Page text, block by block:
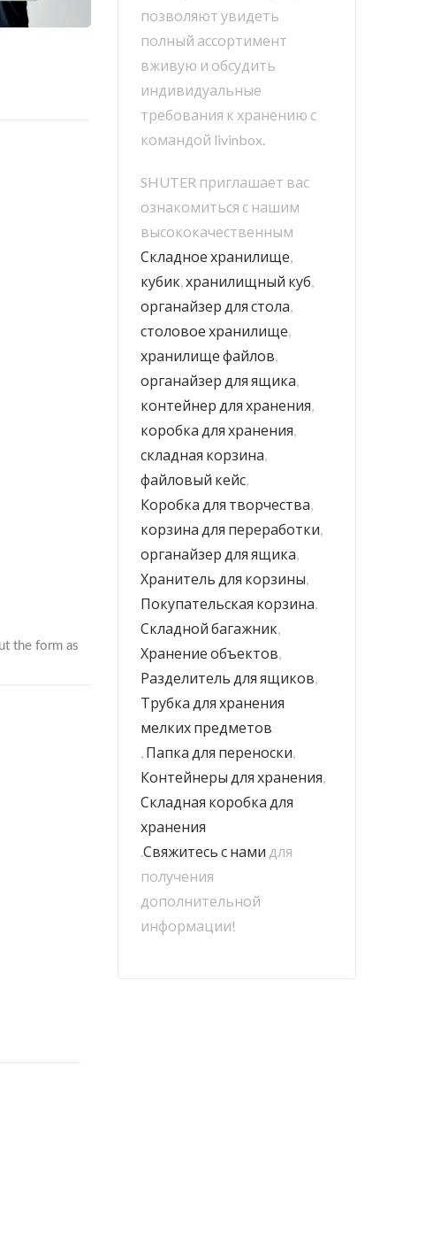
позволяют увидеть
полный ассортимент
вживую и обсудить
индивидуальные
требования к хранению с
командой livinbox.
SHUTER приглашает вас
ознакомиться с нашим
высококачественным
Складное хранилище,
кубик,хранилищный куб,
органайзер для стола,
столовое хранилище,
хранилище файлов,
органайзер для ящика,
контейнер для хранения,
коробка для хранения,
складная корзина,
файловый кейс,
Коробка для творчества,
корзина для переработки,
органайзер для ящика,
Хранитель для корзины,
Покупательская корзина,
Складной багажник,
Хранение объектов,
Разделитель для ящиков,
Трубка для хранения
мелких предметов
, Папка для переноски,
Контейнеры для хранения,
Складная коробка для
хранения
.Свяжитесь с нами для
получения
дополнительной
информации!